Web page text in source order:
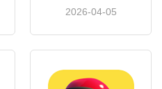
2026-04-05